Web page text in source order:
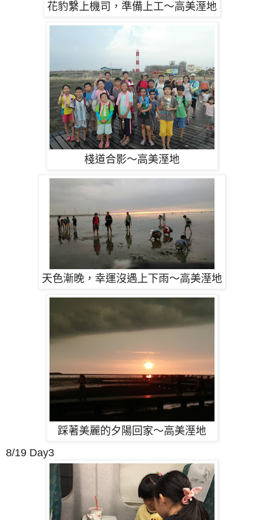
花豹繫上機司，準備上工～高美溼地
棧道合影～高美溼地
天色漸晚，幸運沒遇上下雨～高美溼地
踩著美麗的夕陽回家～高美溼地
8/19 Day3